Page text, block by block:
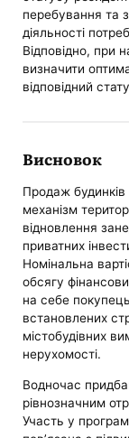
перебування та
діяльності
Відповідно, при
визначити
відповідний
Висновок
Продаж будинків
механізм
відновлення
приватних
Номінальна
обсягу
на себе
встановлених
містобудівних
нерухомості.
Водночас
рівнозначним
Участь у